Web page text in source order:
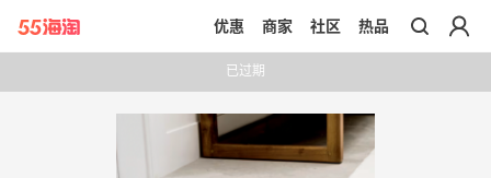
带你去官网买正品
优惠 商家 社区 热品
已过期